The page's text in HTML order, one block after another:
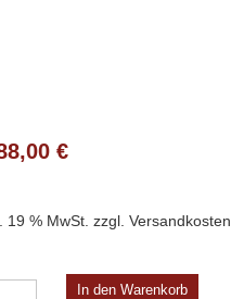
€
19 % MwSt. zzgl. Versandkosten
In den Warenkorb